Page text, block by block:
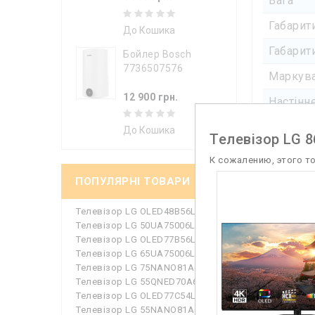
Телевізор LG
К сожалению, этого
До Кошика
Бойлер Bosch
7736507576
12 900 грн.
До Кошика
ПОПУЛЯРНІ ТОВАРИ
Телевізор LG OLED48B56LA
Телевізор LG 50UA75006LA
Телевізор LG OLED77B56LA
Телевізор LG 65UA75006LA
Телевізор LG 75NANO81A6A
Телевізор LG 55QNED70A6A
Телевізор LG OLED77C54LA
Телевізор LG 55NANO81A6A
Розмір